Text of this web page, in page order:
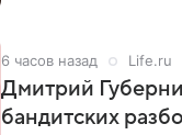
6 часов назад Life.ru
Дмитрий
бандитских